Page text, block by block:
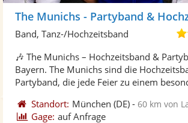
Band, Tanz-/Hochzeitsband
🎶 The Munichs – Hochzeitsband &
Bayern. The Munichs sind die
Partyband, die jede Feier zu einem
Standort: München (DE) -60 km von
Gage: auf Anfrage